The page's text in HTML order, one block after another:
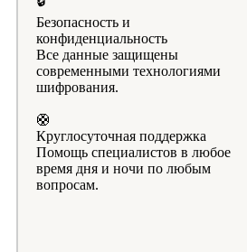
Безопасность и
конфиденциальность
Все данные защищены
современными технологиями
шифрования.
🛟
Круглосуточная поддержка
Помощь специалистов в любое
время дня и ночи по любым
вопросам.